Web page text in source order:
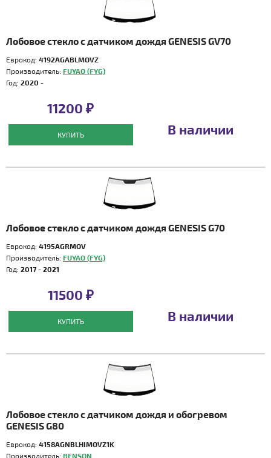
Лобовое стекло с датчиком дождя GENESIS GV70
Еврокод: 4192AGABLMOVZ
Производитель: FUYAO (FYG)
Год: 2020 -
11200 ₽
КУПИТЬ В наличии
Лобовое стекло с датчиком дождя GENESIS G70
Еврокод: 4195AGRMOV
Производитель: FUYAO (FYG)
Год: 2017 - 2021
11500 ₽
КУПИТЬ В наличии
Лобовое стекло с датчиком дождя и обогревом
GENESIS G80
Еврокод: 4158AGNBLHIMOVZ1K
Производитель: BENSON